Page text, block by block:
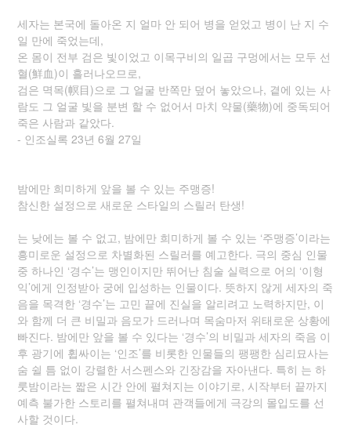
세자는 본국에 돌아온 지 얼마 안 되어 병을 얻었고 병이 난 지 수
일 만에 죽었는데,
온 몸이 전부 검은 빛이었고 이목구비의 일곱 구멍에서는 모두 선
혈(鮮血)이 흘러나오므로,
검은 멱목(幎目)으로 그 얼굴 반쪽만 덮어 놓았으나, 곁에 있는 사
람도 그 얼굴 빛을 분변 할 수 없어서 마치 약물(藥物)에 중독되어
죽은 사람과 같았다.
- 인조실록 23년 6월 27일
밤에만 희미하게 앞을 볼 수 있는 주맹증!
참신한 설정으로 새로운 스타일의 스릴러 탄생!
는 낮에는 볼 수 없고, 밤에만 희미하게 볼 수 있는 ‘주맹증’이라는
흥미로운 설정으로 차별화된 스릴러를 예고한다. 극의 중심 인물
중 하나인 ‘경수’는 맹인이지만 뛰어난 침술 실력으로 어의 ‘이형
익’에게 인정받아 궁에 입성하는 인물이다. 뜻하지 않게 세자의 죽
음을 목격한 ‘경수’는 고민 끝에 진실을 알리려고 노력하지만, 이
와 함께 더 큰 비밀과 음모가 드러나며 목숨마저 위태로운 상황에
빠진다. 밤에만 앞을 볼 수 있다는 ‘경수’의 비밀과 세자의 죽음 이
후 광기에 휩싸이는 ‘인조’를 비롯한 인물들의 팽팽한 심리묘사는
숨 쉴 틈 없이 강렬한 서스펜스와 긴장감을 자아낸다. 특히 는 하
룻밤이라는 짧은 시간 안에 펼쳐지는 이야기로, 시작부터 끝까지
예측 불가한 스토리를 펼쳐내며 관객들에게 극강의 몰입도를 선
사할 것이다.